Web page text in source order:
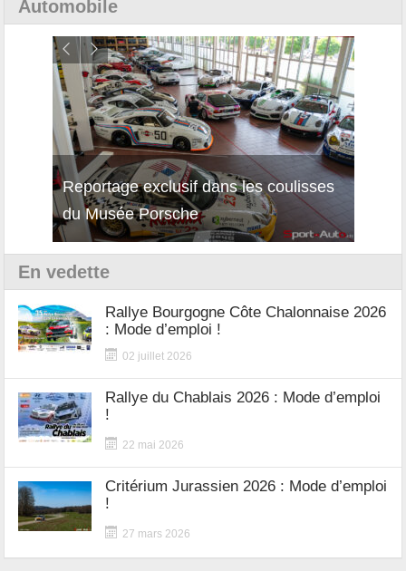
Automobile
Reportage exclusif dans les coulisses
du Musée Porsche
En vedette
Rallye Bourgogne Côte Chalonnaise 2026
: Mode d’emploi !
02 juillet 2026
Rallye du Chablais 2026 : Mode d’emploi
!
22 mai 2026
Critérium Jurassien 2026 : Mode d’emploi
!
27 mars 2026